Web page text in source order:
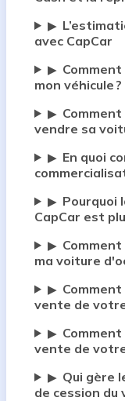
▶
avec CapCar
▶
mon véhicule ?
▶
vendre sa
▶ En quoi
▶ Pourquoi
CapCar est
▶
ma voiture
▶
vente de
▶
vente de
▶ Qui gère
de cession du